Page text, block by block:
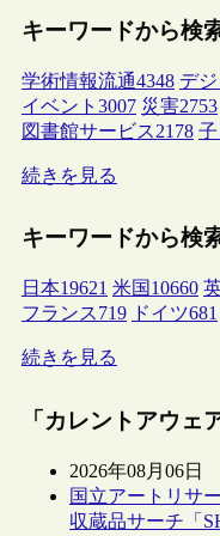
キーワードから検
学術情報流通4348 デ
イベント 3007 災害2753
図書館サービス2178
続きを見る
キーワードから検
日本19621 米国 10660
フランス719 ドイツ681
続きを見る
「カレントアウェ
2026年08月06日
国立アートリサ
収蔵品サーチ「